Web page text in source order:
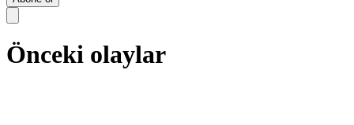
Önceki olaylar